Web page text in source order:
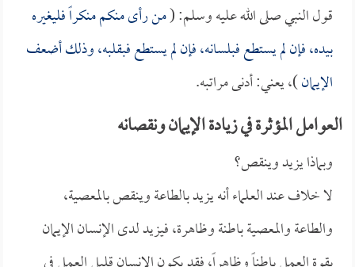
قول النبي صلى الله عليه وسلم: (من رأى منكم منكراً فليغيره
بيده، فإن لم يستطع فبلسانه، فإن لم يستطع فبقلبه، وذلك أضعف
الإيمان)، يعني: أدنى مراتبه.
العوامل المؤثرة في زيادة الإيمان ونقصانه
وبماذا يزيد وينقص؟
لا خلاف عند العلماء أنه يزيد بالطاعة وينقص بالمعصية،
والطاعة والمعصية باطنة وظاهرة، فيزيد لدى الإنسان الإيمان